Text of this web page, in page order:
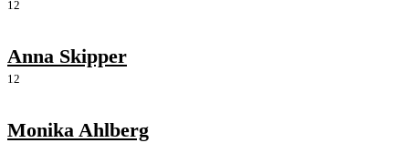
12
Anna Skipper
12
Monika Ahlberg